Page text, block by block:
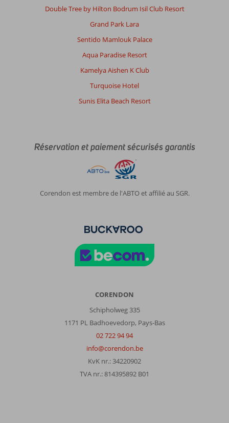
Double Tree by Hilton Bodrum Isil Club Resort
Grand Park Lara
Sentido Mamlouk Palace
Aqua Paradise Resort
Kamelya Aishen K Club
Turquoise Hotel
Sunis Elita Beach Resort
Réservation et paiement sécurisés garantis
Corendon est membre de l'ABTO et affilié au SGR.
CORENDON
Schipholweg 335
1171 PL Badhoevedorp, Pays-Bas
02 722 94 94
info@corendon.be
KvK nr.: 34220902
TVA nr.: 814395892 B01